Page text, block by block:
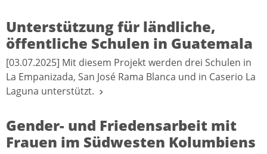
Unterstützung für ländliche,
öffentliche Schulen in Guatemala
[03.07.2025] Mit diesem Projekt werden drei Schulen in
La Empanizada, San José Rama Blanca und in Caserio La
Laguna unterstützt.
Gender- und Friedensarbeit mit
Frauen im Südwesten Kolumbiens